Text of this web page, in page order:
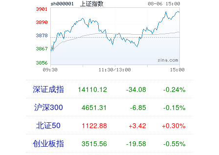
深证成指 14110.12 -34.08 -0.24%
沪深300 4651.31 -6.85 -0.15%
北证50 1122.88 +3.42 +0.30%
创业板指 3515.56 -19.58 -0.55%